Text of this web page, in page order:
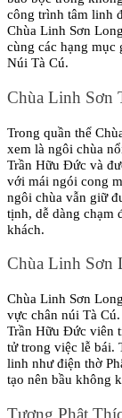
công trình tâm linh
Chùa Linh Sơn
cùng các hạng mục
Núi Tà Cú.
Chùa Linh Sơn
Trong quần thể
xem là ngôi chùa
Trần Hữu Đức và
với mái ngói cong
ngôi chùa vẫn giữ
tịnh, dễ dàng chạm
khách.
Chùa Linh Sơn
Chùa Linh Sơn
vực chân núi Tà
Trần Hữu Đức viên
tử trong việc lễ bái.
linh như điện thờ
tạo nên bầu không
Tượng Phật